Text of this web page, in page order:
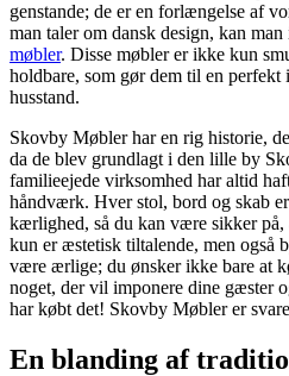
genstande; de er en forlængelse af
man taler om dansk design, kan
møbler. Disse møbler er ikke kun
holdbare, som gør dem til en perfekt
husstand.
Skovby Møbler har en rig historie,
da de blev grundlagt i den lille by
familieejede virksomhed har altid
håndværk. Hver stol, bord og skab
kærlighed, så du kan være sikker
kun er æstetisk tiltalende, men også
være ærlige; du ønsker ikke bare at
noget, der vil imponere dine gæster
har købt det! Skovby Møbler er
En blanding af